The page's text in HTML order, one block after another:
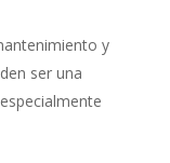
y
ser una